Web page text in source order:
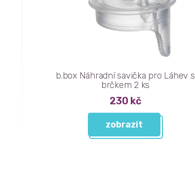
b.box Náhradní savička pro Láhev s
brčkem 2 ks
230 kč
zobrazit